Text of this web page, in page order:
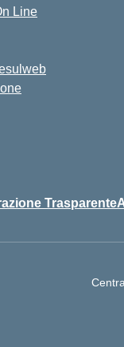
Line
Trasparente